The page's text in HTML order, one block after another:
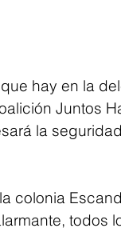
hay en la
Juntos
la
colonia
todos